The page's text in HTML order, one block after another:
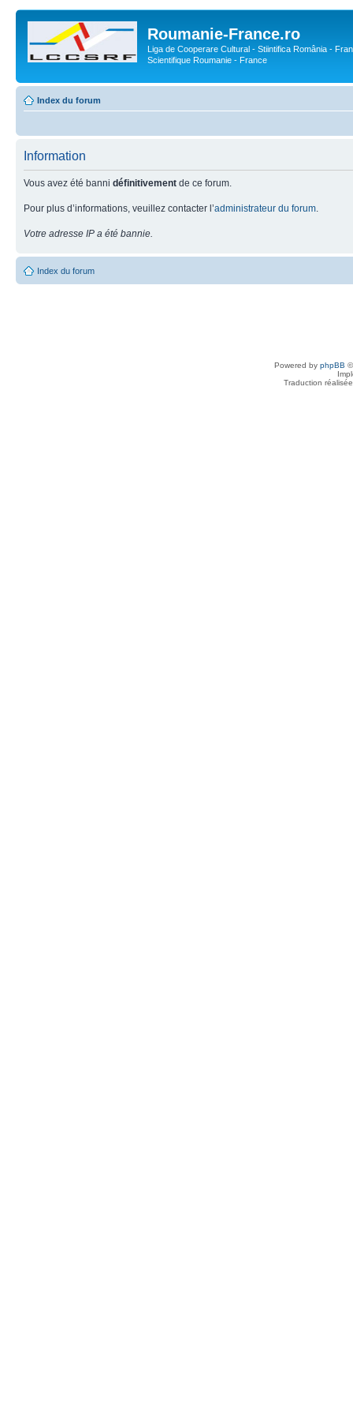
Roumanie-France.ro
Liga de Cooperare Cultural - Stiintifica România -
Scientifique Roumanie - France
Index du forum
Information
Vous avez été banni définitivement de ce forum.
Pour plus d’informations, veuillez contacter l’administrateur du forum
Votre adresse IP a été bannie.
Index du forum
Powered by phpBB
Traduction